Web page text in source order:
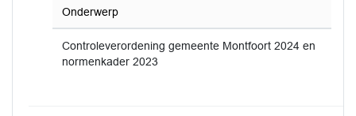
Onderwerp
Controleverordening gemeente Montfoort 2024 en
normenkader 2023